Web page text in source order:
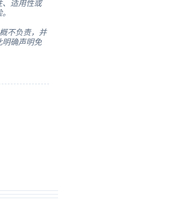
、适用性或
不负责，并
明确声明免